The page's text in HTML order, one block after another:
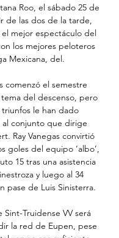
Roo, el sábado 25 de
de las dos de la tarde,
mejor espectáculo del
los mejores peloteros
Mexicana, del.
comenzó el semestre
del descenso, pero
le han dado
conjunto que dirige
Ray Vanegas convirtió
goles del equipo ‘albo’,
15 tras una asistencia
y luego al 34
pase de Luis Sinisterra.
Sint-Truidense VV será
la red de Eupen, pese